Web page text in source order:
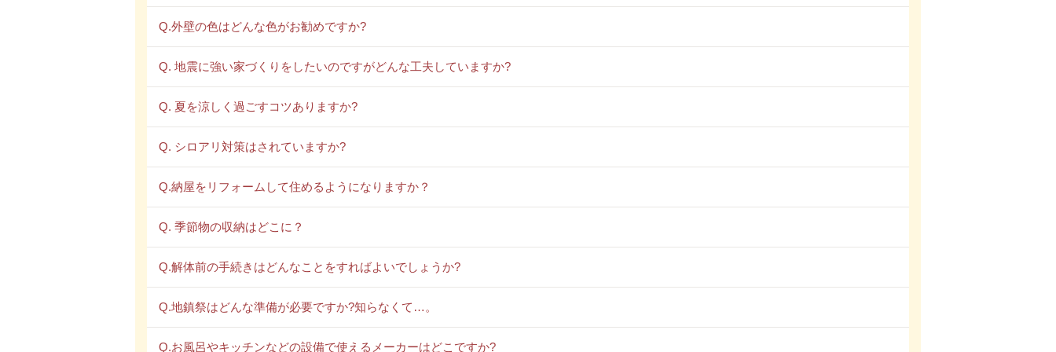
Q.外壁の色はどんな色がお勧めですか?
Q. 地震に強い家づくりをしたいのですがどんな工夫していますか?
Q. 夏を涼しく過ごすコツありますか?
Q. シロアリ対策はされていますか?
Q.納屋をリフォームして住めるようになりますか？
Q. 季節物の収納はどこに？
Q.解体前の手続きはどんなことをすればよいでしょうか?
Q.地鎮祭はどんな準備が必要ですか?知らなくて…。
Q.お風呂やキッチンなどの設備で使えるメーカーはどこですか?